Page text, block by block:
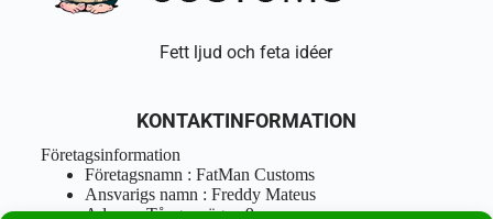
Fett ljud och feta idéer
KONTAKTINFORMATION
Företagsinformation
Företagsnamn : FatMan Customs
Ansvarigs namn : Freddy Mateus
Adress : Tångenvägen 9